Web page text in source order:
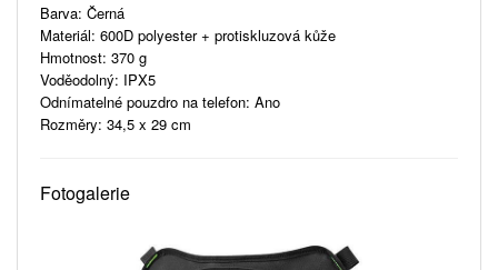
Barva: Černá
Materiál: 600D polyester + protiskluzová kůže
Hmotnost: 370 g
Voděodolný: IPX5
Odnímatelné pouzdro na telefon: Ano
Rozměry: 34,5 x 29 cm
Fotogalerie